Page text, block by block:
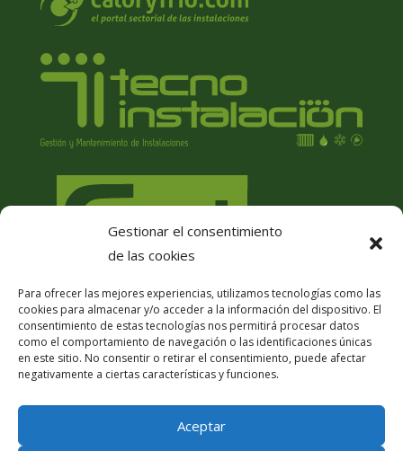
Gestionar el consentimiento
de las cookies
Para ofrecer las mejores experiencias, utilizamos tecnologías como las
cookies para almacenar y/o acceder a la información del dispositivo. El
consentimiento de estas tecnologías nos permitirá procesar datos
como el comportamiento de navegación o las identificaciones únicas
en este sitio. No consentir o retirar el consentimiento, puede afectar
negativamente a ciertas características y funciones.
Aceptar